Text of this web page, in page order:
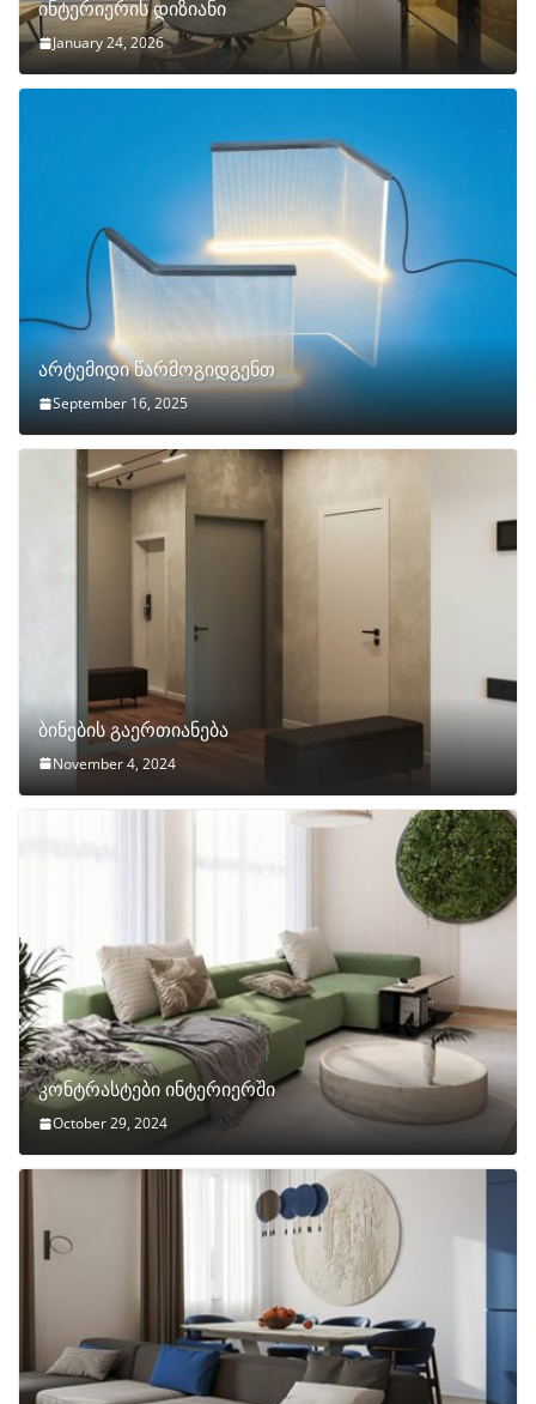
ინტერიერის დიზიანი
January 24, 2026
არტემიდი წარმოგიდგენთ
September 16, 2025
ბინების გაერთიანება
November 4, 2024
კონტრასტები ინტერიერში
October 29, 2024